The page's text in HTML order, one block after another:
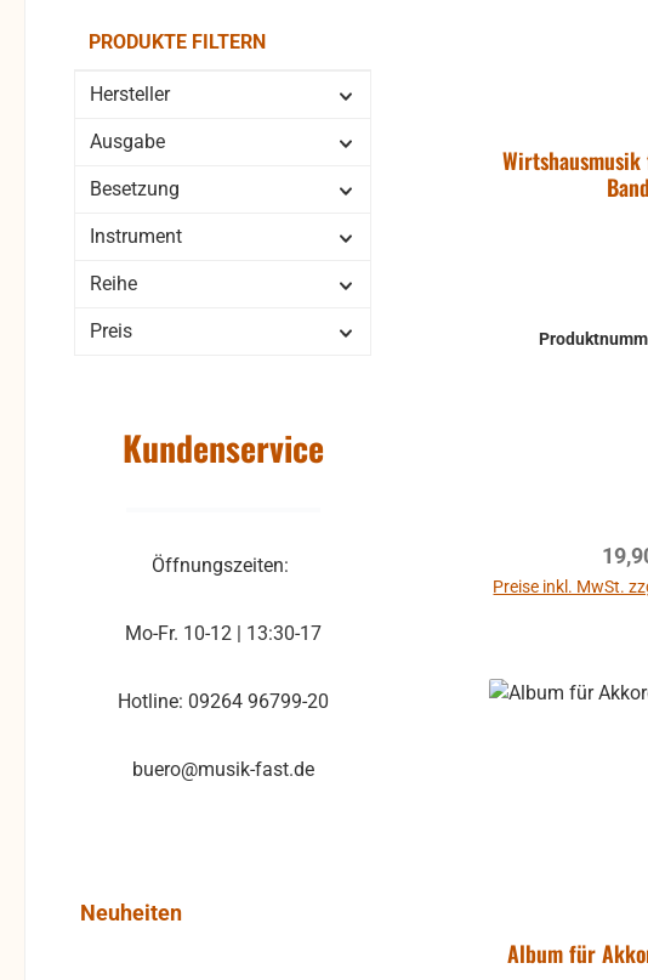
PRODUKTE FILTERN
Hersteller
Ausgabe
Besetzung
Instrument
Reihe
Preis
Kundenservice
Öffnungszeiten:
Mo-Fr. 10-12 | 13:30-17
Hotline: 09264 96799-20
buero@musik-fast.de
Produktgalerie überspringen
Neuheiten
Preise inkl. MwSt.
Album für